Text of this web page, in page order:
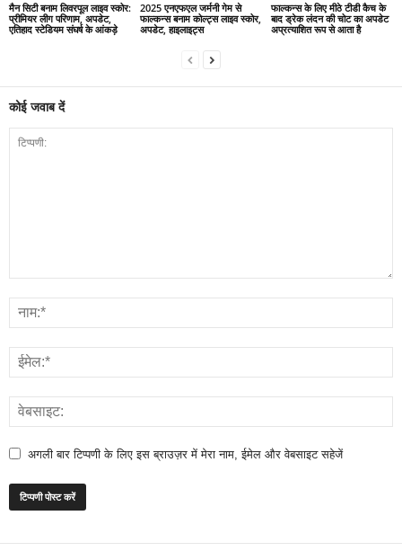
मैन सिटी बनाम लिवरपूल लाइव स्कोर:
प्रीमियर लीग परिणाम, अपडेट,
एतिहाद स्टेडियम संघर्ष के आंकड़े
2025 एनएफएल जर्मनी गेम से
फाल्कन्स बनाम कोल्ट्स लाइव स्कोर,
अपडेट, हाइलाइट्स
फाल्कन्स के लिए मीठे टीडी कैच के
बाद ड्रेक लंदन की चोट का अपडेट
अप्रत्याशित रूप से आता है
कोई जवाब दें
अगली बार टिप्पणी के लिए इस ब्राउज़र में मेरा नाम, ईमेल और वेबसाइट सहेजें